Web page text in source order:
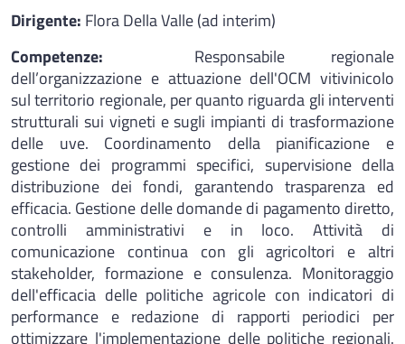
Dirigente: Flora Della Valle (ad interim)
Competenze:
Responsabile regionale
dell’organizzazione e attuazione dell'OCM vitivinicolo
sul territorio regionale, per quanto riguarda gli interventi
strutturali sui vigneti e sugli impianti di trasformazione
delle uve. Coordinamento della pianificazione e
gestione dei programmi specifici, supervisione della
distribuzione dei fondi, garantendo trasparenza ed
efficacia. Gestione delle domande di pagamento diretto,
controlli amministrativi e in loco. Attività di
comunicazione continua con gli agricoltori e altri
stakeholder, formazione e consulenza. Monitoraggio
dell'efficacia delle politiche agricole con indicatori di
performance e redazione di rapporti periodici per
ottimizzare l'implementazione delle politiche regionali.